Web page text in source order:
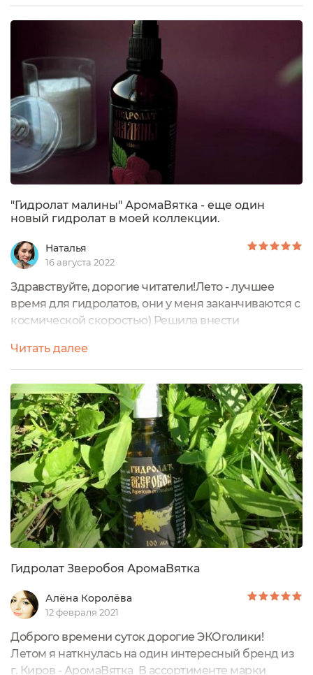
АромаВятка. На маркеплейсе можно увидеть весь
ассортимент бренда.Гидролат на 100% натуральное
средство, без консервантов и красителей. В нём
содержится большое количество микроэлементов,
кислот и витаминов. ...
"Гидролат малины" АромаВятка - еще один
новый гидролат в моей коллекции.
Наталья
16 августа 2022
Здравствуйте, дорогие читатели!Лето - лучшее
время для гидролатов, они у меня заканчиваются с
космической скоростью) Решила внести
гидролат малины от бренда АромаВятка.Объём:
100млСтоимость: 300рСрок годности: прописан на
этикеткеДля всех типов кожи.Состав: гидролат
малины.На сайте производителя указано, что в
составе только гидролат, без дополнительных
добавок....
Читать далее
Гидролат Зверобоя АромаВятка
Алёна Королёва
12 февраля 2021
Доброго времени суток дорогие ЭКОголики!
Летом я наткнулась на один интересный бренд из
г. Киров - АромаВятка В ассортименте марки